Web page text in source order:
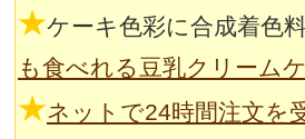
★ケーキ色彩に合成着色
も食べれる豆乳クリーム
★ネットで24時間注文を